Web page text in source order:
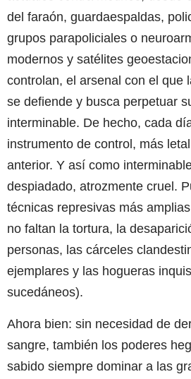
del faraón, guardaespaldas,
grupos parapoliciales o
modernos y satélites
controlan, el arsenal con el que
se defiende y busca perpetuar
interminable. De hecho, cada
instrumento de control, más
anterior. Y así como
despiadado, atrozmente cruel.
técnicas represivas más
no faltan la tortura, la
personas, las cárceles
ejemplares y las hogueras
sucedáneos).
Ahora bien: sin necesidad de
sangre, también los poderes
sabido siempre dominar a las